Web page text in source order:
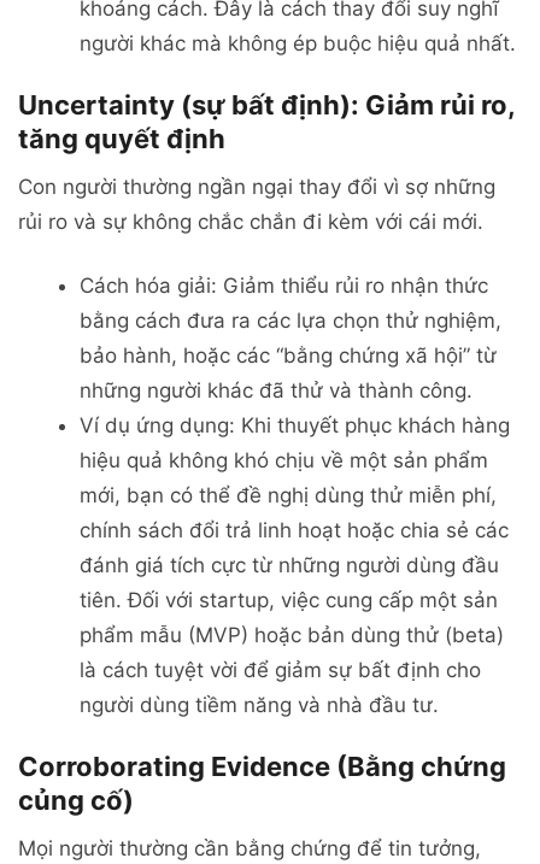
khoảng cách. Đây là cách thay đổi suy nghĩ
người khác mà không ép buộc hiệu quả nhất.
Uncertainty (sự bất định): Giảm rủi ro,
tăng quyết định
Con người thường ngần ngại thay đổi vì sợ những
rủi ro và sự không chắc chắn đi kèm với cái mới.
Cách hóa giải: Giảm thiểu rủi ro nhận thức
bằng cách đưa ra các lựa chọn thử nghiệm,
bảo hành, hoặc các “bằng chứng xã hội” từ
những người khác đã thử và thành công.
Ví dụ ứng dụng: Khi thuyết phục khách hàng
hiệu quả không khó chịu về một sản phẩm
mới, bạn có thể đề nghị dùng thử miễn phí,
chính sách đổi trả linh hoạt hoặc chia sẻ các
đánh giá tích cực từ những người dùng đầu
tiên. Đối với startup, việc cung cấp một sản
phẩm mẫu (MVP) hoặc bản dùng thử (beta)
là cách tuyệt vời để giảm sự bất định cho
người dùng tiềm năng và nhà đầu tư.
Corroborating Evidence (Bằng chứng
củng cố)
Mọi người thường cần bằng chứng để tin tưởng,